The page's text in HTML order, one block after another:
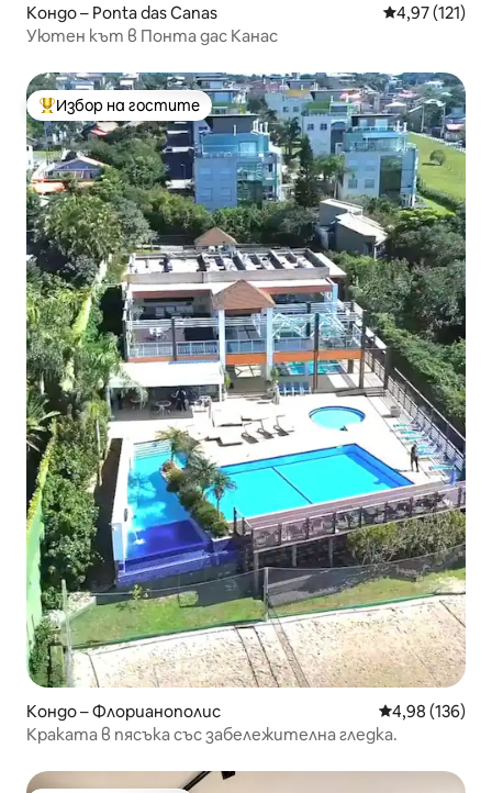
Кондо – Ponta das Canas Средна
4,97 (121)
Уютен кът в Понта дас Канас
Най-популярен избор на гостите
Избор на гостите
Кондо – Флорианополис Средна
4,98 (136)
Краката в пясъка със забележителна гледка.